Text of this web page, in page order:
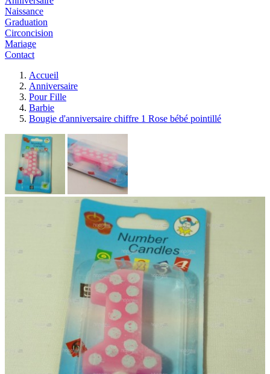
Naissance
Graduation
Circoncision
Mariage
Contact
Accueil
Anniversaire
Pour Fille
Barbie
Bougie d'anniversaire chiffre 1 Rose bébé pointillé